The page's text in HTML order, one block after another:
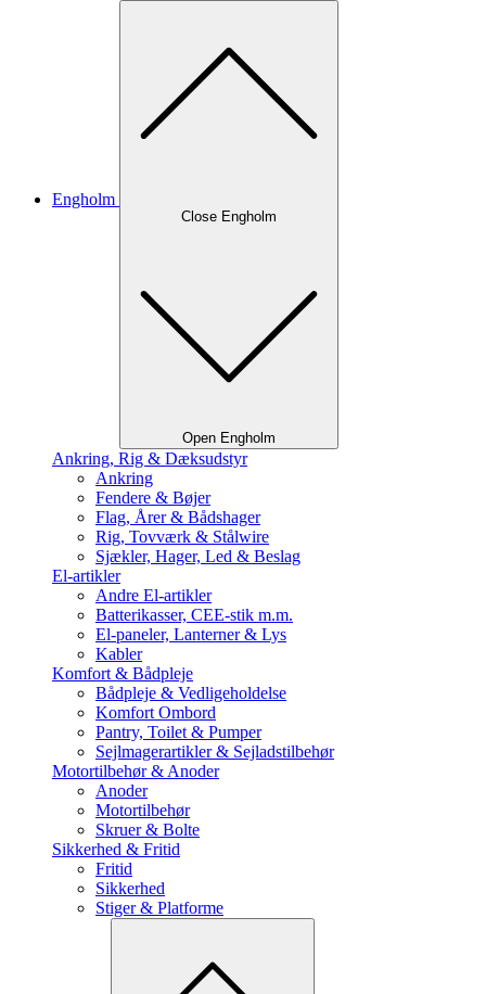
Engholm
Close Engholm
Open Engholm
Ankring, Rig & Dæksudstyr
Ankring
Fendere & Bøjer
Flag, Årer & Bådshager
Rig, Tovværk & Stålwire
Sjækler, Hager, Led & Beslag
El-artikler
Andre El-artikler
Batterikasser, CEE-stik m.m.
El-paneler, Lanterner & Lys
Kabler
Komfort & Bådpleje
Bådpleje & Vedligeholdelse
Komfort Ombord
Pantry, Toilet & Pumper
Sejlmagerartikler & Sejladstilbehør
Motortilbehør & Anoder
Anoder
Motortilbehør
Skruer & Bolte
Sikkerhed & Fritid
Fritid
Sikkerhed
Stiger & Platforme